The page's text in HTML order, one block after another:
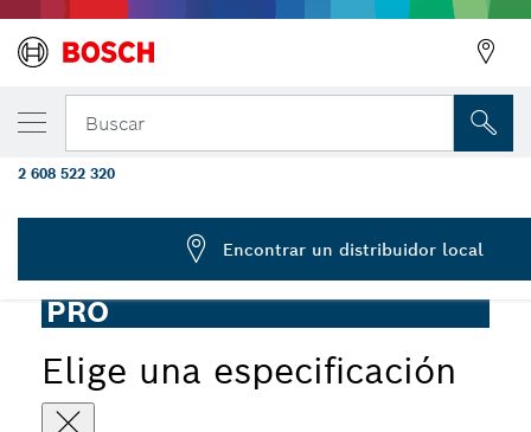
Buscar
PRO
Elige una especificación
Portabrocas de cambio rápido (Quick
Impact, 60 mm
2 608 522 320
Encontrar un distribuidor local